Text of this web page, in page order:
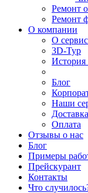
Ремонт
Ремонт
О компании
О
3D-Тур
Блог
Наши
Доставка
Оплата
Отзывы о нас
Блог
Примеры
Прейскурант
Контакты
Что